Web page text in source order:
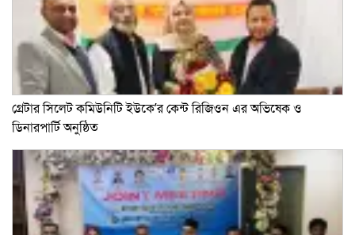
গ্রেটার সিলেট কমিউনিটি ইউকে’র কেন্ট রিজিওন এর অভিষেক ও
ডিনারপার্টি অনুষ্ঠিত